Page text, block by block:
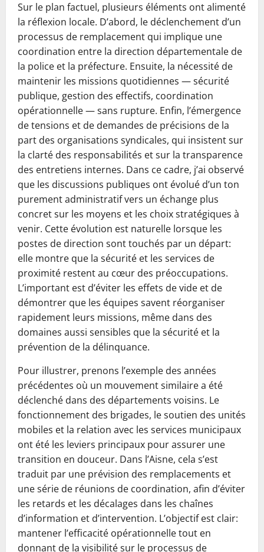
Sur le plan factuel, plusieurs éléments ont alimenté
la réflexion locale. D’abord, le déclenchement d’un
processus de remplacement qui implique une
coordination entre la direction départementale de
la police et la préfecture. Ensuite, la nécessité de
maintenir les missions quotidiennes — sécurité
publique, gestion des effectifs, coordination
opérationnelle — sans rupture. Enfin, l’émergence
de tensions et de demandes de précisions de la
part des organisations syndicales, qui insistent sur
la clarté des responsabilités et sur la transparence
des entretiens internes. Dans ce cadre, j’ai observé
que les discussions publiques ont évolué d’un ton
purement administratif vers un échange plus
concret sur les moyens et les choix stratégiques à
venir. Cette évolution est naturelle lorsque les
postes de direction sont touchés par un départ:
elle montre que la sécurité et les services de
proximité restent au cœur des préoccupations.
L’important est d’éviter les effets de vide et de
démontrer que les équipes savent réorganiser
rapidement leurs missions, même dans des
domaines aussi sensibles que la sécurité et la
prévention de la délinquance.
Pour illustrer, prenons l’exemple des années
précédentes où un mouvement similaire a été
déclenché dans des départements voisins. Le
fonctionnement des brigades, le soutien des unités
mobiles et la relation avec les services municipaux
ont été les leviers principaux pour assurer une
transition en douceur. Dans l’Aisne, cela s’est
traduit par une prévision des remplacements et
une série de réunions de coordination, afin d’éviter
les retards et les décalages dans les chaînes
d’information et d’intervention. L’objectif est clair:
mantener l’efficacité opérationnelle tout en
donnant de la visibilité sur le processus de